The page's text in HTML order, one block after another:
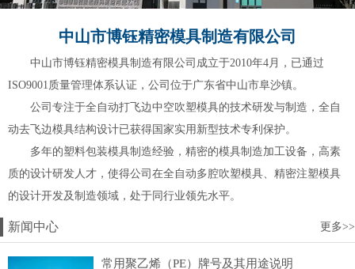
中山市博钰精密模具制造有限公司
中山市博钰精密模具制造有限公司成立于2010年4月，已通过
ISO9001质量管理体系认证，公司位于广东省中山市阜沙镇。
公司专注于全自动打飞边中空吹塑模具的技术研发与制造，全自
动去飞边模具结构设计已获得国家实用新型技术专利保护。
多年的塑料包装模具制造经验，精密的模具制造加工设备，高素
质的设计研发人才，使得公司在全自动多腔吹塑模具、精密注塑模具
的设计开发及制造领域，处于同行业领先水平。
新闻中心 更多>>
常用聚乙烯（PE）牌号及其用途说明